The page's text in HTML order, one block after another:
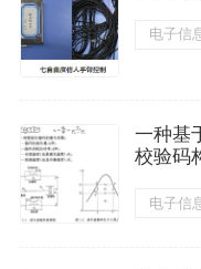
电子信
一种基
校验码
电子信